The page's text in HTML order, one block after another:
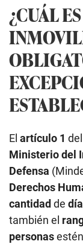
¿CUÁL
El artículo 1 del
Ministerio del
Defensa
Derechos
cantidadde
también el
personas